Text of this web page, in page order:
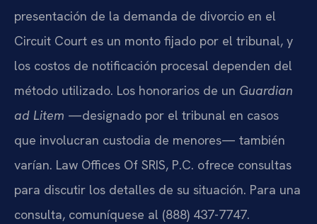
presentación de la demanda de divorcio en el
Circuit Court es un monto fijado por el tribunal, y
los costos de notificación procesal dependen del
método utilizado. Los honorarios de un Guardian
ad Litem —designado por el tribunal en casos
que involucran custodia de menores— también
varían. Law Offices Of SRIS, P.C. ofrece consultas
para discutir los detalles de su situación. Para una
consulta, comuníquese al (888) 437-7747.